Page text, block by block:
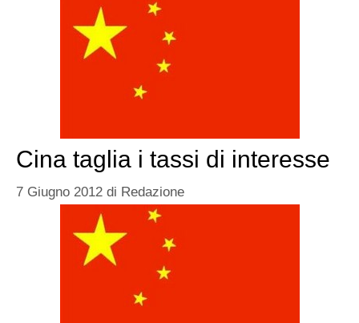
Cina taglia i tassi di interesse
7 Giugno 2012 di Redazione